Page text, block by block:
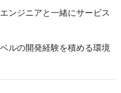
ンジニアと一緒にサービス
ルの開発経験を積める環境